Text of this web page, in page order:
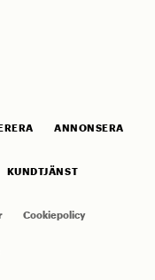
ANNONSERA
KUNDTJÄNST
Cookiepolicy